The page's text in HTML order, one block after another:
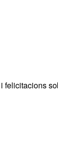
felicitacions